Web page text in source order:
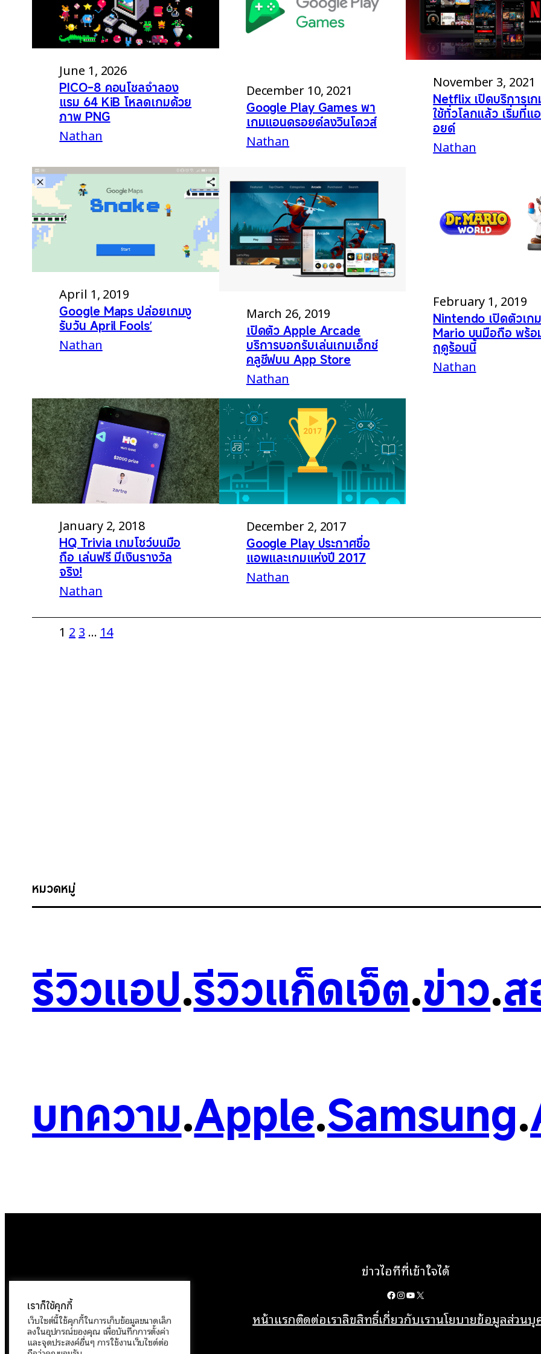
June 1, 2026
PICO-8 คอนโซลจำลอง
แรม 64 KiB โหลดเกมด้วย
ภาพ PNG
Nathan
December 10, 2021
Google Play Games พา
เกมแอนดรอยด์ลงวินโดวส์
Nathan
November 3, 2021
Netflix เปิดบริการเก
ใช้ทั่วโลกแล้ว เริ่มที่แ
อยด์
Nathan
April 1, 2019
Google Maps ปล่อยเกมงู
รับวัน April Fools’
Nathan
March 26, 2019
เปิดตัว Apple Arcade
บริการบอกรับเล่นเกมเอ็กซ์
คลูซีฟบน App Store
Nathan
February 1, 2019
Nintendo เปิดตัวเก
Mario บนมือถือ พร้อ
ฤดูร้อนนี้
Nathan
January 2, 2018
HQ Trivia เกมโชว์บนมือ
ถือ เล่นฟรี มีเงินรางวัล
จริง!
Nathan
December 2, 2017
Google Play ประกาศชื่อ
แอพและเกมแห่งปี 2017
Nathan
1 2 3 … 14
หมวดหมู่
รีวิวแอป.รีวิวแก็ดเจ็ต.ข่าว.ส
บทความ.Apple.Samsung.
ข่าวไอทีที่เข้าใจได้
Facebook
Instagram
YouTube
X
หน้าแรกติดต่อเราลิขสิทธิ์เกี่ยวกับเรานโยบายข้อมูลส่วนบุ
เราก็ใช้คุกกี้
เว็บไซต์นี้ใช้คุกกี้ในการเก็บข้อมูลขนาดเล็ก
ลงในอุปกรณ์ของคุณ เพื่อบันทึกการตั้งค่า
และจุดประสงค์อื่นๆ การใช้งานเว็บไซต์ต่อ